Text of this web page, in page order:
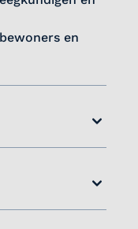
en
per
en